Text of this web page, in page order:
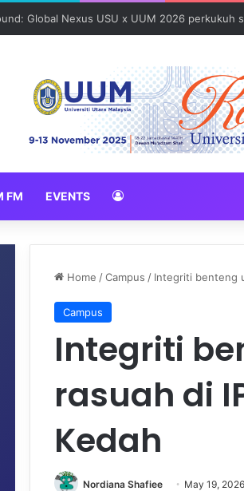
Global Nexus USU x UUM 2026 perkukuh
FM EVENTS
Home /Campus / Integriti benteng
Campus
Integriti
rasuah di
Kedah
Nordiana Shafiee May 19, 2026